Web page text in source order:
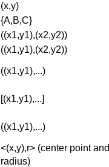
(x,y)
{A,B,C}
((x1,y1),(x2,y2))
((x1,y1),(x2,y2))
((x1,y1),...)
[(x1,y1),...]
((x1,y1),...)
<(x,y),r> (center point and
radius)